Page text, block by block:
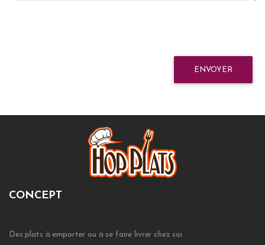
ENVOYER
CONCEPT
Des plats à emporter ou à se faire livrer chez soi